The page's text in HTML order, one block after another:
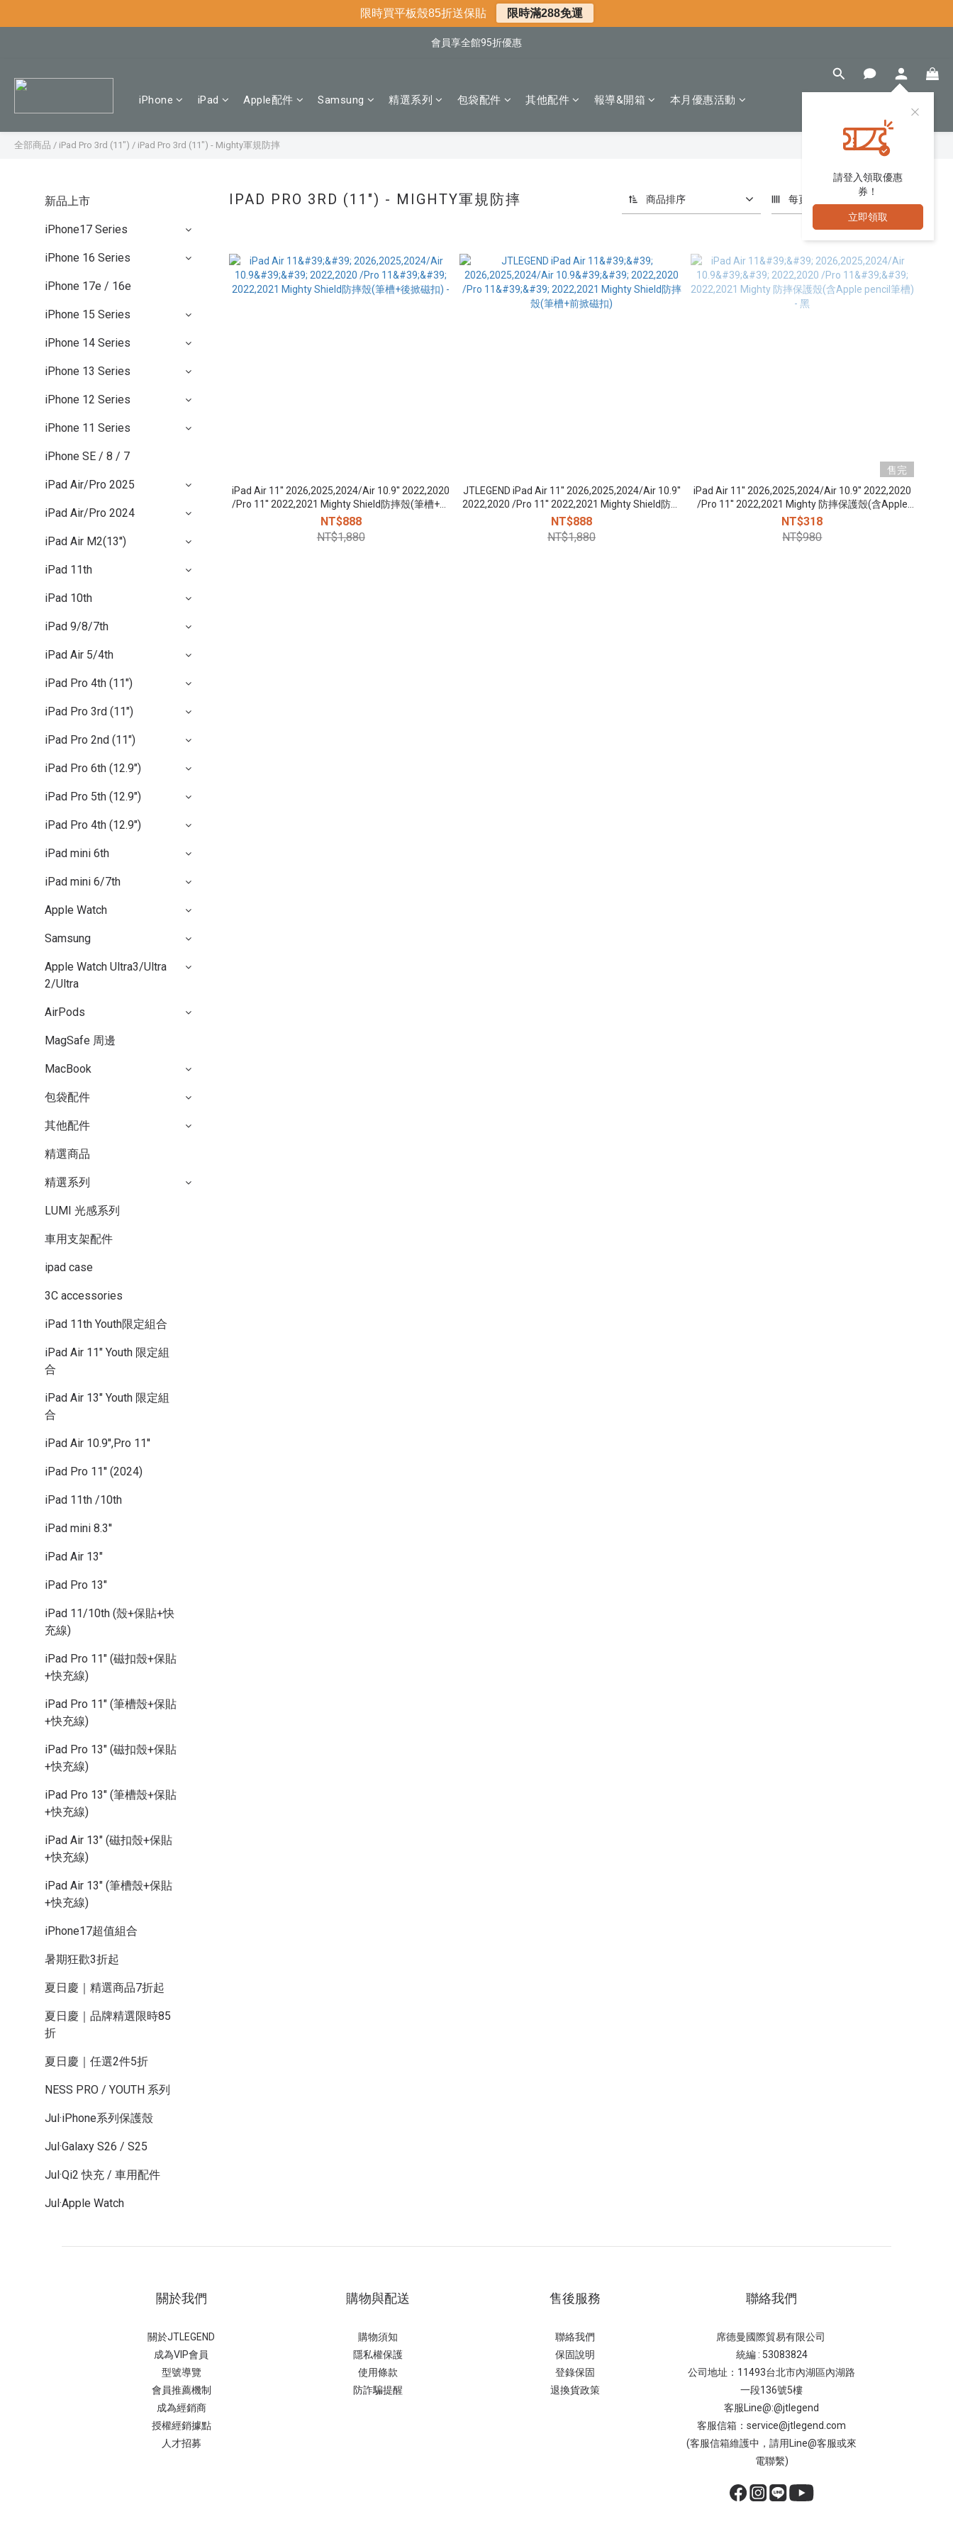
📍新客首購現折$50｜加入會員立即領取
📌年中下殺 手機殼3折起
會員享全館95折優惠
請登入領取優惠
券！
立即領取
iPhone iPad Apple配件 Samsung 精選系列 包袋配件 其他配件 報導&開箱 本月優惠活動
全部商品 / iPad Pro 3rd (11") / iPad Pro 3rd (11") - Mighty軍規防摔
新品上市
iPhone17 Series
iPhone 16 Series
iPhone 17e / 16e
iPhone 15 Series
iPhone 14 Series
iPhone 13 Series
iPhone 12 Series
iPhone 11 Series
iPhone SE / 8 / 7
iPad Air/Pro 2025
iPad Air/Pro 2024
iPad Air M2(13'')
iPad 11th
iPad 10th
iPad 9/8/7th
iPad Air 5/4th
iPad Pro 4th (11")
iPad Pro 3rd (11")
iPad Pro 2nd (11")
iPad Pro 6th (12.9")
iPad Pro 5th (12.9")
iPad Pro 4th (12.9")
iPad mini 6th
iPad mini 6/7th
Apple Watch
Samsung
Apple Watch Ultra3/Ultra
2/Ultra
AirPods
MagSafe 周邊
MacBook
包袋配件
其他配件
精選商品
精選系列
LUMI 光感系列
車用支架配件
ipad case
3C accessories
iPad 11th Youth限定組合
iPad Air 11" Youth 限定組
合
iPad Air 13" Youth 限定組
合
iPad Air 10.9'',Pro 11''
iPad Pro 11'' (2024)
iPad 11th /10th
iPad mini 8.3''
iPad Air 13"
iPad Pro 13"
iPad 11/10th (殼+保貼+快
充線)
iPad Pro 11" (磁扣殼+保貼
+快充線)
iPad Pro 11" (筆槽殼+保貼
+快充線)
iPad Pro 13" (磁扣殼+保貼
+快充線)
iPad Pro 13" (筆槽殼+保貼
+快充線)
iPad Air 13" (磁扣殼+保貼
+快充線)
iPad Air 13" (筆槽殼+保貼
+快充線)
iPhone17超值組合
暑期狂歡3折起
夏日慶｜精選商品7折起
夏日慶｜品牌精選限時85
折
夏日慶｜任選2件5折
NESS PRO / YOUTH 系列
Jul·iPhone系列保護殼
Jul·Galaxy S26 / S25
Jul·Qi2 快充 / 車用配件
Jul·Apple Watch
IPAD PRO 3RD (11") - MIGHTY軍規防摔 商品排序 每頁顯示 24 個
iPad Air 11'' 2026,2025,2024/Air 10.9'' 2022,2020
/Pro 11'' 2022,2021 Mighty Shield防摔殼(筆槽+後
掀磁扣) -
NT$888
NT$1,880
JTLEGEND iPad Air 11'' 2026,2025,2024/Air 10.9''
2022,2020 /Pro 11'' 2022,2021 Mighty Shield防摔
殼(筆槽+前掀磁扣)
NT$888
NT$1,880
售完
iPad Air 11'' 2026,2025,2024/Air 10.9'' 2022,2020
/Pro 11'' 2022,2021 Mighty 防摔保護殼(含Apple
pencil筆槽) - 黑
NT$318
NT$980
關於我們
關於JTLEGEND
成為VIP會員
型號導覽
會員推薦機制
成為經銷商
授權經銷據點
人才招募
購物與配送
購物須知
隱私權保護
使用條款
防詐騙提醒
售後服務
聯絡我們
保固說明
登錄保固
退換貨政策
聯絡我們
席德曼國際貿易有限公司
統編 : 53083824
公司地址：11493台北市內湖區內湖路
一段136號5樓
客服Line@:@jtlegend
客服信箱：service@jtlegend.com
(客服信箱維護中，請用Line@客服或來
電聯繫)
限時買平板殼85折送保貼 限時滿288免運